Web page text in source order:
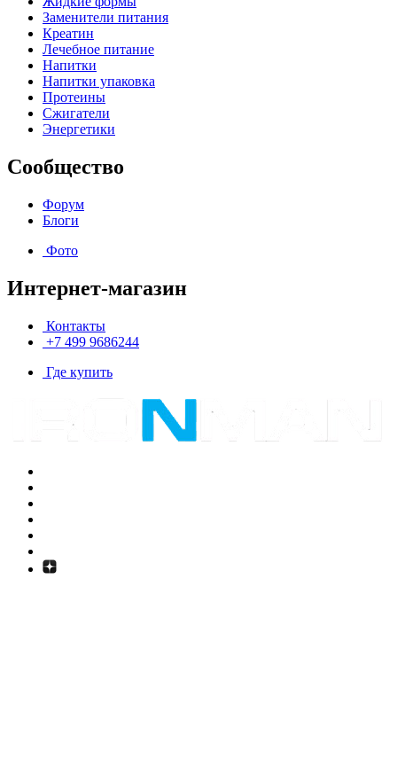
Заменители питания
Креатин
Лечебное питание
Напитки
Напитки упаковка
Протеины
Сжигатели
Энергетики
Сообщество
Форум
Блоги
Фото
Интернет-магазин
Контакты
+7 499 9686244
Где купить